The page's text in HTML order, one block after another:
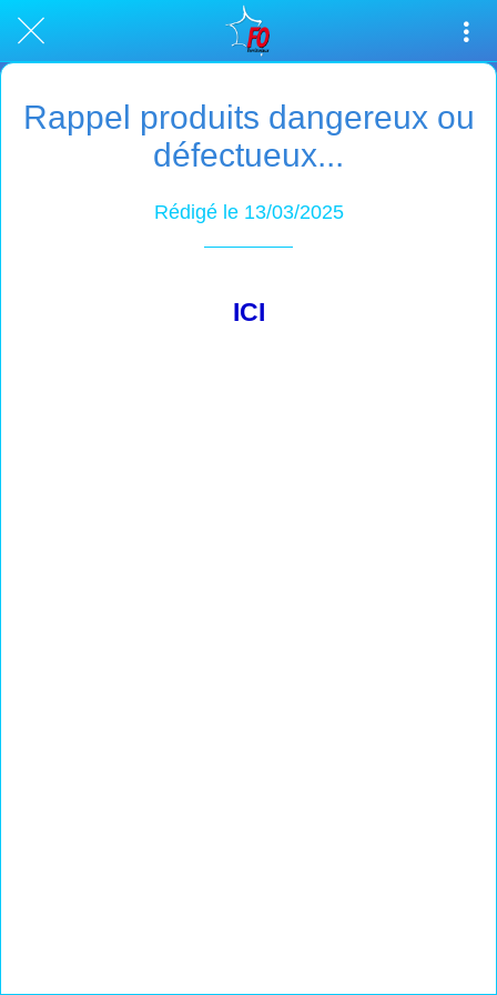
Rappel produits dangereux ou
défectueux...
Rédigé le 13/03/2025
ICI